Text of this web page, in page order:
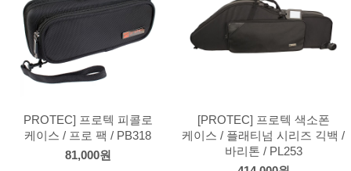
PROTEC] 프로텍 피콜로
케이스 / 프로 팩 / PB318
81,000원
[PROTEC] 프로텍 색소폰
케이스 / 플래티넘 시리즈 긱백 /
바리톤 / PL253